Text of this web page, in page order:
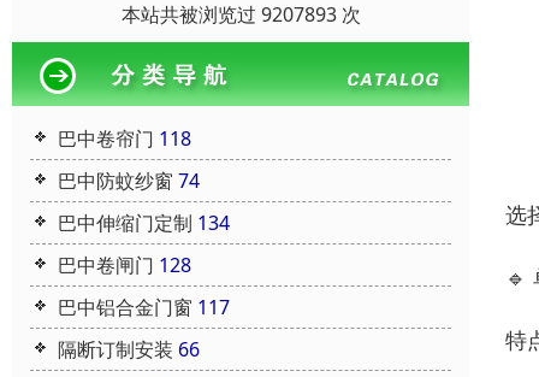
本站共被浏览过 9207893 次
巴中卷帘门 118
巴中防蚊纱窗 74
巴中伸缩门定制 134
巴中卷闸门 128
巴中铝合金门窗 117
隔断订制安装 66
选
🔹
特